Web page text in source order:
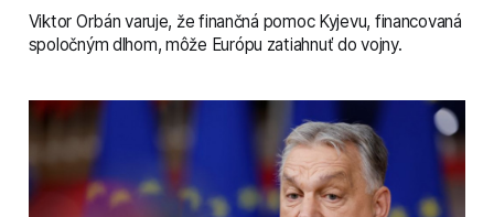
Viktor Orbán varuje, že finančná pomoc Kyjevu, financovaná
spoločným dlhom, môže Európu zatiahnuť do vojny.